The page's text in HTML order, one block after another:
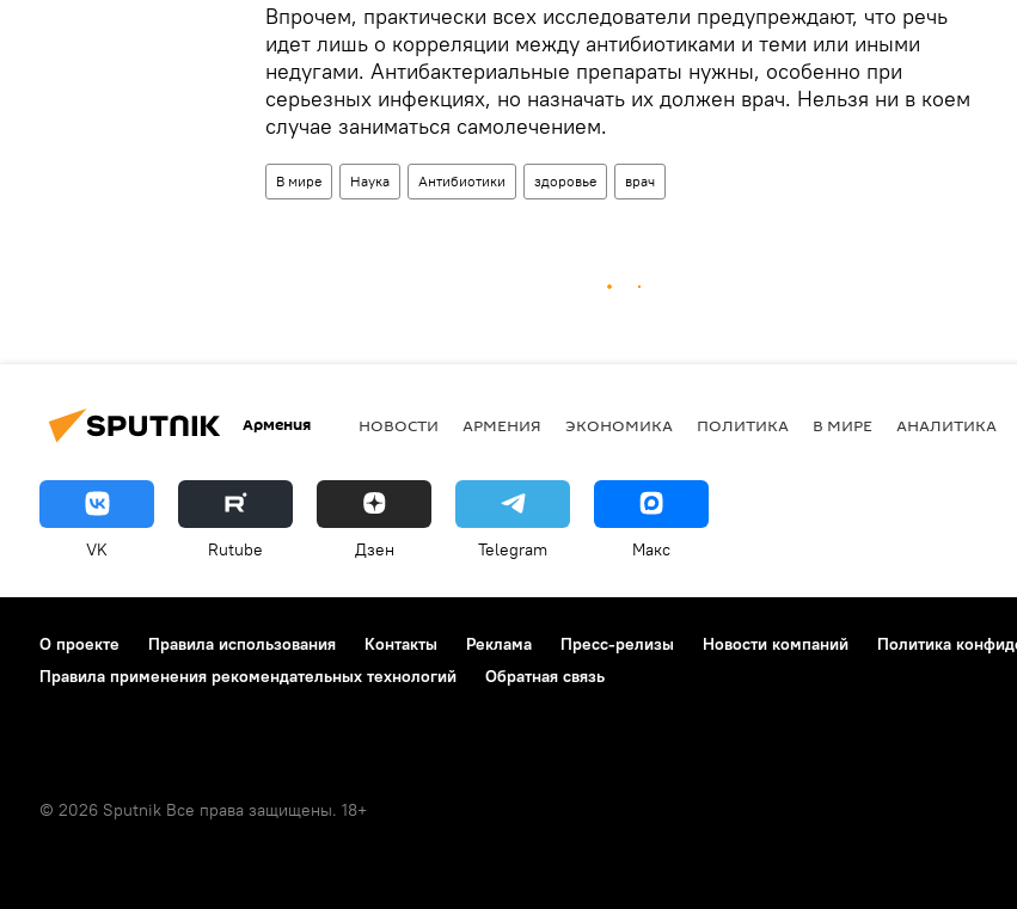
Впрочем, практически всех исследователи предупреждают, что речь
идет лишь о корреляции между антибиотиками и теми или иными
недугами. Антибактериальные препараты нужны, особенно при
серьезных инфекциях, но назначать их должен врач. Нельзя ни в коем
случае заниматься самолечением.
В мире Наука Антибиотики здоровье врач
Армения НОВОСТИ АРМЕНИЯ ЭКОНОМИКА ПОЛИТИКА В МИРЕ АНАЛИТИКА
VK Rutube Дзен Telegram Макс
О проекте Правила использования Контакты Реклама Пресс-релизы Новости компаний Политика
Правила применения рекомендательных технологий
Обратная связь
© 2026 Sputnik Все права защищены. 18+